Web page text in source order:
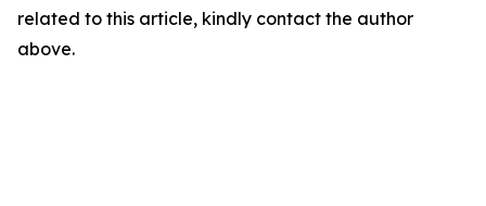
related to this article, kindly contact the author
above.